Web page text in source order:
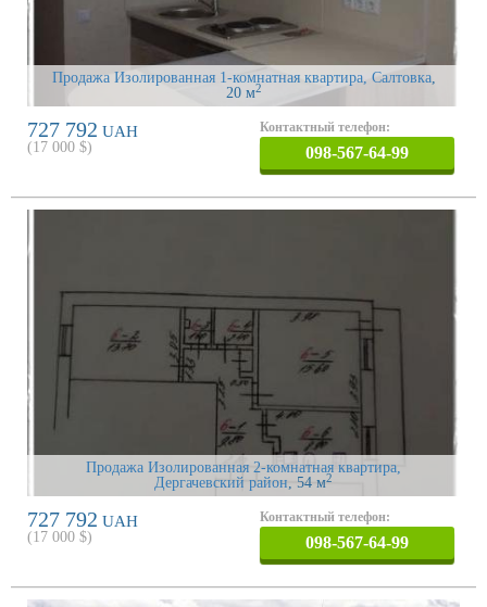
Продажа Изолированная 1-комнатная квартира, Салтовка,
20 м2
727 792 UAH
(17 000 $)
Контактный телефон:
098-567-64-99
Продажа Изолированная 2-комнатная квартира,
Дергачевский район , 54 м2
727 792 UAH
(17 000 $)
Контактный телефон:
098-567-64-99